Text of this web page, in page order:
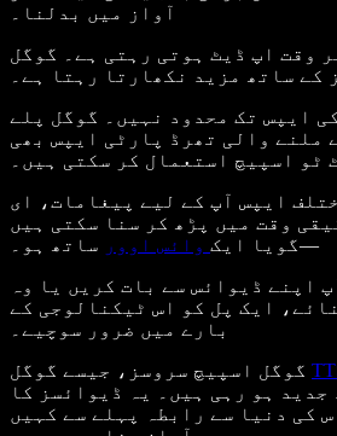
وقت اپ ڈیٹ ہوتی رہتی ہے۔ گوگل
کے ساتھ مزید نکھارتا رہتا ہے۔
ایپس تک محدود نہیں۔ گوگل پلے
ملنے والی تھرڈ پارٹی ایپس بھی
ایپس آپ کے لیے پیغامات، ای
وقت میں پڑھ کر سنا سکتی ہیں
—گویا ایک وائس اوور ساتھ ہو۔
اپنے ڈیوائس سے بات کریں یا وہ
ایک پل کو اس ٹیکنالوجی کے
جدید ہو رہی ہیں۔ یہ ڈیوائسز کا
کی دنیا سے رابطہ پہلے سے کہیں